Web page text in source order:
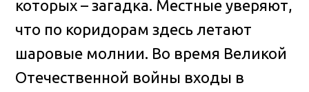
которых – загадка. Местные уверяют,
что по коридорам здесь летают
шаровые молнии. Во время Великой
Отечественной войны входы в